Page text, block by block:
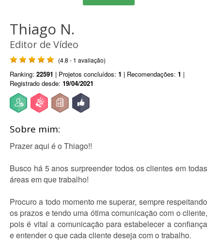
Thiago N.
Editor de Vídeo
(4.8 - 1 avaliação)
Ranking: 22591 | Projetos concluídos: 1 | Recomendações: 1 |
Registrado desde: 19/04/2021
Sobre mim:
Prazer aqui é o Thiago!!
Busco há 5 anos surpreender todos os clientes em todas
áreas em que trabalho!
Procuro a todo momento me superar, sempre respeitando
os prazos e tendo uma ótima comunicação com o cliente,
pois é vital a comunicação para estabelecer a confiança
e entender o que cada cliente deseja com o trabalho.